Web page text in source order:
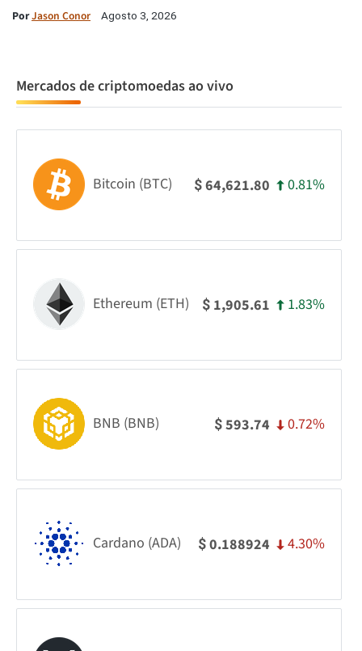
PorJason Conor Agosto 3, 2026
Mercados de criptomoedas ao vivo
Bitcoin (BTC) $64,621.80 0.81%
Ethereum (ETH) $ 1,905.61 1.83%
BNB (BNB) $593.74 0.72%
Cardano (ADA) $0.188924 4.30%